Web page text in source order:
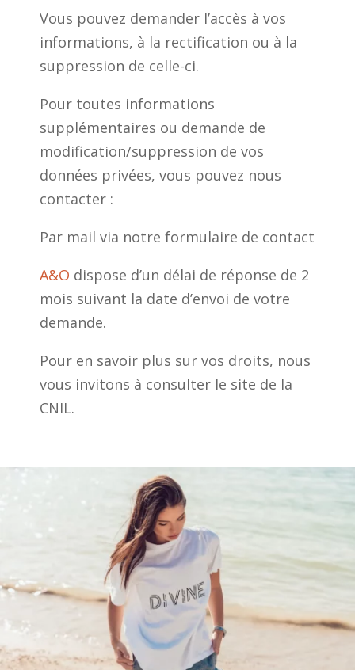
Vous pouvez demander l’accès à vos
informations, à la rectification ou à la
suppression de celle-ci.
Pour toutes informations
supplémentaires ou demande de
modification/suppression de vos
données privées, vous pouvez nous
contacter :
Par mail via notre formulaire de contact
A&O dispose d’un délai de réponse de 2
mois suivant la date d’envoi de votre
demande.
Pour en savoir plus sur vos droits, nous
vous invitons à consulter le site de la
CNIL.